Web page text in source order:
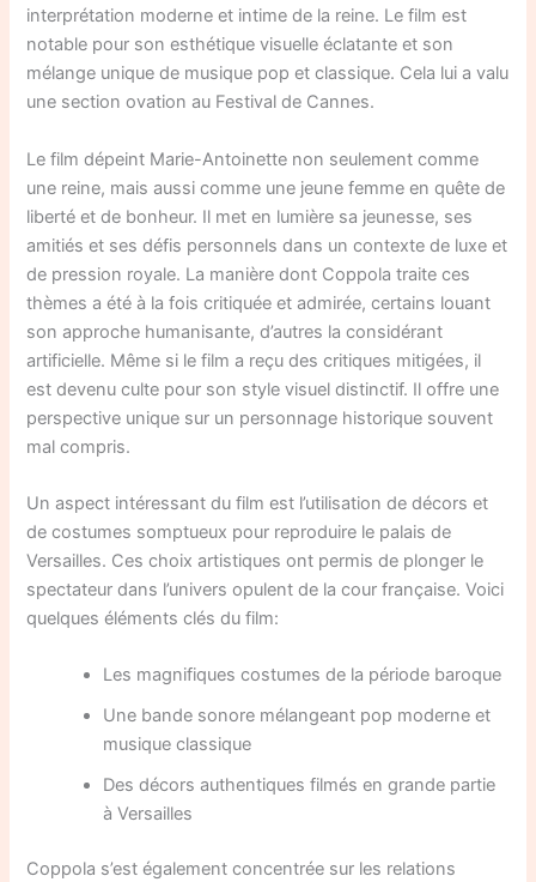
interprétation moderne et intime de la reine. Le film est
notable pour son esthétique visuelle éclatante et son
mélange unique de musique pop et classique. Cela lui a valu
une section ovation au Festival de Cannes.
Le film dépeint Marie-Antoinette non seulement comme
une reine, mais aussi comme une jeune femme en quête de
liberté et de bonheur. Il met en lumière sa jeunesse, ses
amitiés et ses défis personnels dans un contexte de luxe et
de pression royale. La manière dont Coppola traite ces
thèmes a été à la fois critiquée et admirée, certains louant
son approche humanisante, d’autres la considérant
artificielle. Même si le film a reçu des critiques mitigées, il
est devenu culte pour son style visuel distinctif. Il offre une
perspective unique sur un personnage historique souvent
mal compris.
Un aspect intéressant du film est l’utilisation de décors et
de costumes somptueux pour reproduire le palais de
Versailles. Ces choix artistiques ont permis de plonger le
spectateur dans l’univers opulent de la cour française. Voici
quelques éléments clés du film:
Les magnifiques costumes de la période baroque
Une bande sonore mélangeant pop moderne et
musique classique
Des décors authentiques filmés en grande partie
à Versailles
Coppola s’est également concentrée sur les relations